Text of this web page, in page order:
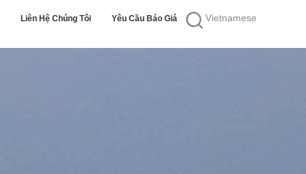
Vietnamese
Liên Hệ Chúng Tôi Yêu Cầu Báo Giá